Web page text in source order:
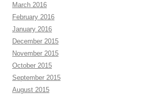
March 2016
February 2016
January 2016
December 2015
November 2015
October 2015
September 2015
August 2015